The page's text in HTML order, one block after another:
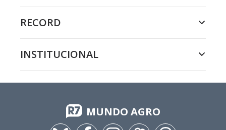
RECORD
INSTITUCIONAL
MUNDO AGRO